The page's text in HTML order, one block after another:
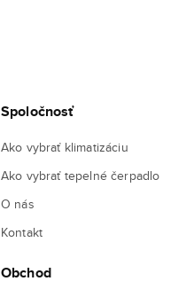
Spoločnosť
Ako vybrať klimatizáciu
Ako vybrať tepelné čerpadlo
O nás
Kontakt
Obchod